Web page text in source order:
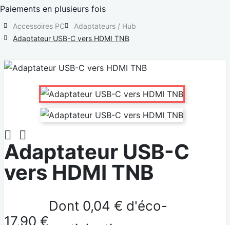
Paiements en plusieurs fois
Accessoires PC
Adaptateurs / Hub
Adaptateur USB-C vers HDMI TNB
 
Adaptateur USB-C
vers HDMI TNB
17,90 €
Dont 0,04 € d'éco-